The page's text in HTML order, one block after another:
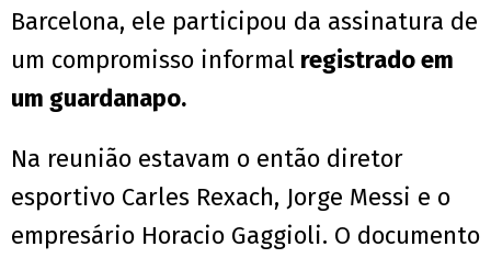
Barcelona, ele participou da assinatura de
um compromisso informal registrado em
um guardanapo.
Na reunião estavam o então diretor
esportivo Carles Rexach, Jorge Messi e o
empresário Horacio Gaggioli. O documento